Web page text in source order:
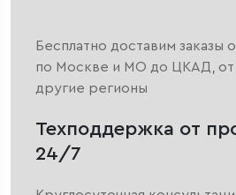
Бесплатно доставим заказы
по Москве и МО до ЦКАД, от
другие регионы
Техподдержка от
24/7